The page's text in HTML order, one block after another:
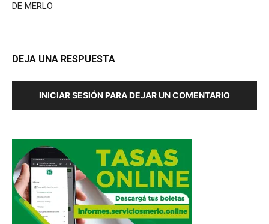
DE MERLO
DEJA UNA RESPUESTA
INICIAR SESIÓN PARA DEJAR UN COMENTARIO